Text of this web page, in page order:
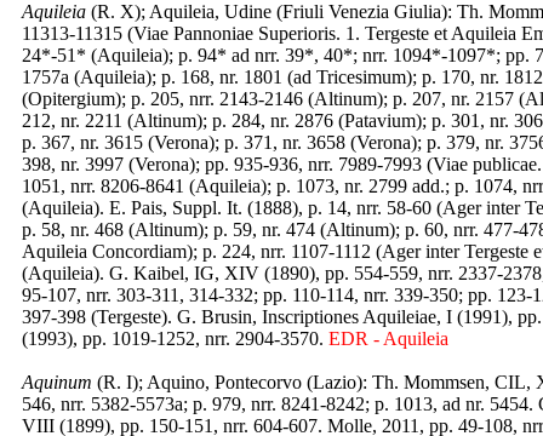
Aquileia (R. X); Aquileia, Udine (Friuli Venezia Giulia): Th.
11313-11315 (Viae Pannoniae Superioris. 1. Tergeste et
24*-51* (Aquileia); p. 94* ad nrr. 39*, 40*; nrr. 1094*-1097*; pp.
1757a (Aquileia); p. 168, nr. 1801 (ad Tricesimum); p. 170, nr.
(Opitergium); p. 205, nrr. 2143-2146 (Altinum); p. 207, nr. 2157
212, nr. 2211 (Altinum); p. 284, nr. 2876 (Patavium); p. 301, nr.
p. 367, nr. 3615 (Verona); p. 371, nr. 3658 (Verona); p. 379, nr.
398, nr. 3997 (Verona); pp. 935-936, nrr. 7989-7993 (Viae
1051, nrr. 8206-8641 (Aquileia); p. 1073, nr. 2799 add.; p. 1074,
(Aquileia). E. Pais, Suppl. It. (1888), p. 14, nrr. 58-60 (Ager inter
p. 58, nr. 468 (Altinum); p. 59, nr. 474 (Altinum); p. 60, nrr. 477-
Aquileia Concordiam); p. 224, nrr. 1107-1112 (Ager inter
(Aquileia). G. Kaibel, IG, XIV (1890), pp. 554-559, nrr. 2337-
95-107, nrr. 303-311, 314-332; pp. 110-114, nrr. 339-350; pp.
397-398 (Tergeste). G. Brusin, Inscriptiones Aquileiae, I (1991),
(1993), pp. 1019-1252, nrr. 2904-3570.EDR - Aquileia
Aquinum (R. I); Aquino, Pontecorvo (Lazio): Th. Mommsen,
546, nrr. 5382-5573a; p. 979, nrr. 8241-8242; p. 1013, ad nr.
VIII (1899), pp. 150-151, nrr. 604-607. Molle, 2011, pp. 49-108,